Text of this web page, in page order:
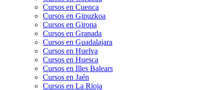
Cursos en Cuenca
Cursos en Gipuzkoa
Cursos en Girona
Cursos en Granada
Cursos en Guadalajara
Cursos en Huelva
Cursos en Huesca
Cursos en Illes Balears
Cursos en Jaén
Cursos en La Rioja